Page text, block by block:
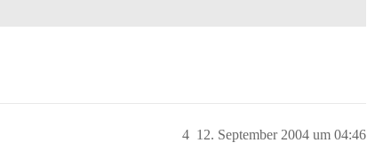
12. September 2004 um 04:46
4